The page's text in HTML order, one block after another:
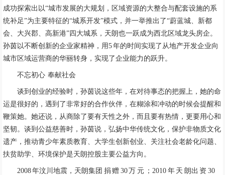
成功探索出以“城市发展的大规划，区域资源的大整合与配套设施的系
统补足”为主要特征的“城系开发”模式，并一举推出了“蔚蓝城、新都
会、大兴郡、高新港”四大城系，天朗也一跃成为西北区域龙头房企。
孙茵以不断创新的企业家精神，用5 年的时间实现了从地产开发企业向
城市区域运营商的华丽转身，实现了企业能力的跃升。
不忘初心 奉献社会
谈到创业的经验时，孙茵说这些年，在对待事态的把握上，她的命
运是很好的，遇到了非常好的合作伙伴，在糊涂和冲动的时候会提醒和
鞭策她。她还说，从商除了要有天性之外，而且要有热情，更要用心和
坚韧。谈到公益慈善时，孙茵说，弘扬中华传统文化，保护非物质文化
遗产，推动青少年素质教育、大学生创新创业、关注社会老龄化问题、
扶贫助学、环境保护是天朗控股主要公益方向。
2008 年汶川地震，天朗集团 捐 赠 30 万 元 ；2010 年 天 朗出 资 30